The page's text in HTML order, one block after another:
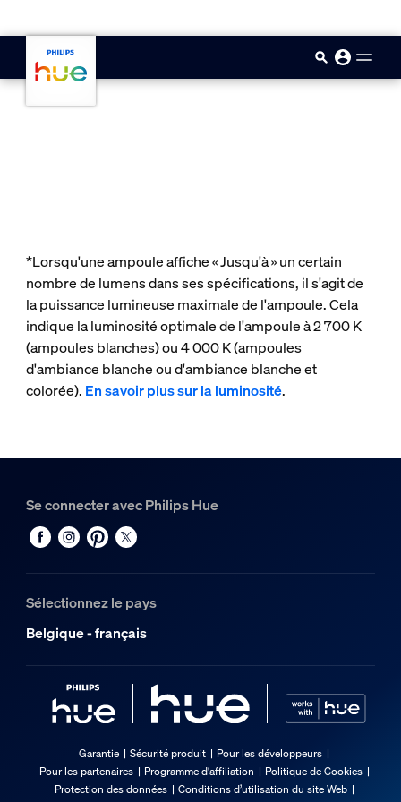
*Lorsqu'une ampoule affiche « Jusqu'à » un certain
nombre de lumens dans ses spécifications, il s'agit de
la puissance lumineuse maximale de l'ampoule. Cela
indique la luminosité optimale de l'ampoule à 2 700 K
(ampoules blanches) ou 4 000 K (ampoules
d'ambiance blanche ou d'ambiance blanche et
colorée). En savoir plus sur la luminosité.
Se connecter avec Philips Hue
Sélectionnez le pays
Belgique - français
Garantie Sécurité produit
Pour les développeurs
Pour les partenaires
Programme d'affiliation
Politique de Cookies
Protection des données
Conditions d’utilisation du site Web